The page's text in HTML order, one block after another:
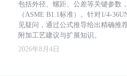
包括外径、螺距、公差等关键参数
（ASME B1.1标准）。针对1/4-
见疑问，通过公式推导给出精确推
附加工艺建议与扩展知识。
2026年8月4日